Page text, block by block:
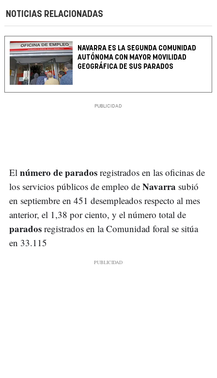
NOTICIAS RELACIONADAS
NAVARRA ES LA SEGUNDA COMUNIDAD
AUTÓNOMA CON MAYOR MOVILIDAD
GEOGRÁFICA DE SUS PARADOS
El número de parados registrados en las oficinas de
los servicios públicos de empleo de Navarra subió
en septiembre en 451 desempleados respecto al mes
anterior, el 1,38 por ciento, y el número total de
parados registrados en la Comunidad foral se sitúa
en 33.115